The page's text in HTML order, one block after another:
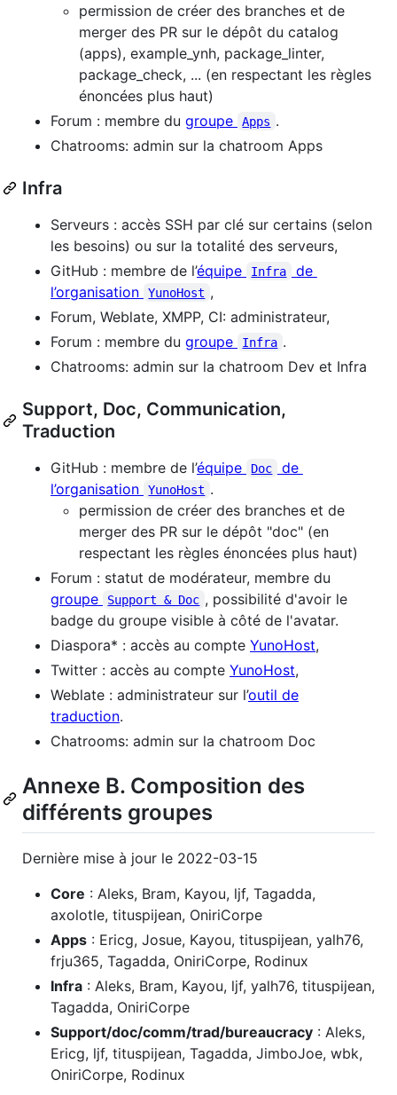
permission de créer des branches et de
merger des PR sur le dépôt du catalog
(apps), example_ynh, package_linter,
package_check, ... (en respectant les règles
énoncées plus haut)
Forum : membre du groupe Apps .
Chatrooms: admin sur la chatroom Apps
Infra
Serveurs : accès SSH par clé sur certains (selon
les besoins) ou sur la totalité des serveurs,
GitHub : membre de l’équipe Infra
de
l’organisation
YunoHost ,
Forum, Weblate, XMPP, CI: administrateur,
Forum : membre du groupe Infra .
Chatrooms: admin sur la chatroom Dev et Infra
Support, Doc, Communication,
Traduction
GitHub : membre de l’équipe Doc
de
l’organisation
YunoHost .
permission de créer des branches et de
merger des PR sur le dépôt "doc" (en
respectant les règles énoncées plus haut)
Forum : statut de modérateur, membre du
groupe
Support & Doc , possibilité d'avoir le
badge du groupe visible à côté de l'avatar.
Diaspora* : accès au compte YunoHost,
Twitter : accès au compte YunoHost,
Weblate : administrateur sur l’outil de
traduction.
Chatrooms: admin sur la chatroom Doc
Annexe B. Composition des
différents groupes
Dernière mise à jour le 2022-03-15
Core : Aleks, Bram, Kayou, ljf, Tagadda,
axolotle, tituspijean, OniriCorpe
Apps : Ericg, Josue, Kayou, tituspijean, yalh76,
frju365, Tagadda, OniriCorpe, Rodinux
Infra : Aleks, Bram, Kayou, ljf, yalh76, tituspijean,
Tagadda, OniriCorpe
Support/doc/comm/trad/bureaucracy : Aleks,
Ericg, ljf, tituspijean, Tagadda, JimboJoe, wbk,
OniriCorpe, Rodinux